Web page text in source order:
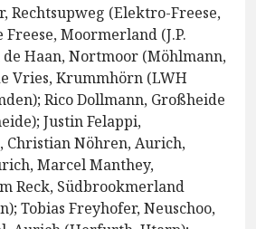
Rechtsupweg (Elektro-Freese,
Moormerland (J.P.
de Haan, Nortmoor (Möhlmann,
Vries, Krummhörn (LWH
Rico Dollmann, Großheide
Justin Felappi,
Christian Nöhren, Aurich,
Marcel Manthey,
Reck, Südbrookmerland
Tobias Freyhofer, Neuschoo,